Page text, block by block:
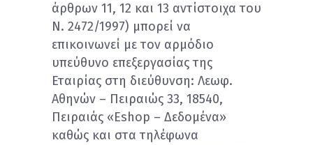
άρθρων 11, 12 και 13 αντίστοιχα του
Ν. 2472/1997) μπορεί να
επικοινωνεί με τον αρμόδιο
υπεύθυνο επεξεργασίας της
Εταιρίας στη διεύθυνση: Λεωφ.
Αθηνών – Πειραιώς 33, 18540,
Πειραιάς «Eshop – Δεδομένα»
καθώς και στα τηλέφωνα